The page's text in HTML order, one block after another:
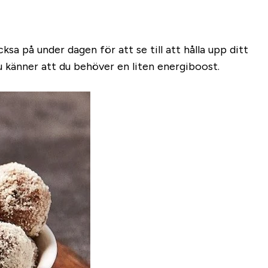
på under dagen för att se till att hålla upp ditt
känner att du behöver en liten energiboost.